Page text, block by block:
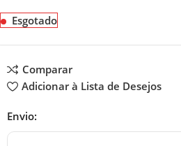
Esgotado
Comparar
Adicionar à Lista de Desejos
Envio: